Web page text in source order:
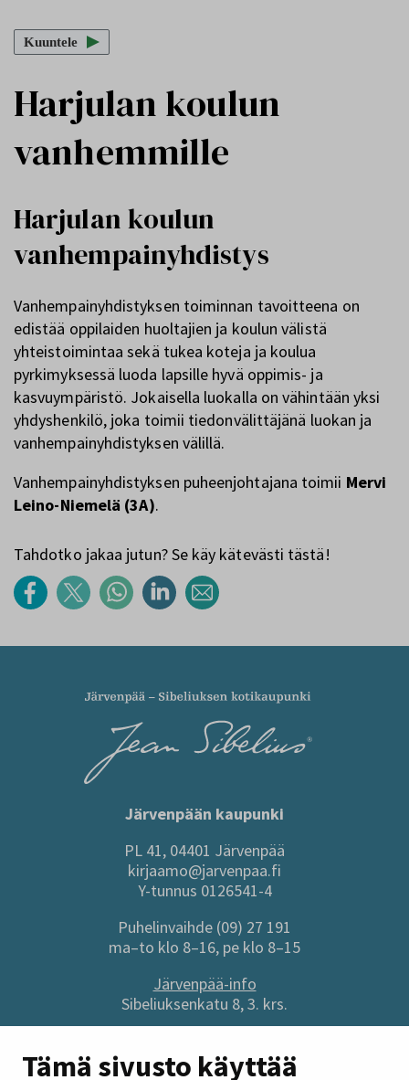
Tämä sivusto käyttää
Kuuntele
Harjulan koulun
vanhemmille
Harjulan koulun
vanhempainyhdistys
Vanhempainyhdistyksen toiminnan tavoitteena on
edistää oppilaiden huoltajien ja koulun välistä
yhteistoimintaa sekä tukea koteja ja koulua
pyrkimyksessä luoda lapsille hyvä oppimis- ja
kasvuympäristö. Jokaisella luokalla on vähintään yksi
yhdyshenkilö, joka toimii tiedonvälittäjänä luokan ja
vanhempainyhdistyksen välillä.
Vanhempainyhdistyksen puheenjohtajana toimii Mervi
Leino-Niemelä (3A).
Tahdotko jakaa jutun? Se käy kätevästi tästä!
Järvenpään kaupunki
PL 41, 04401 Järvenpää
kirjaamo@jarvenpaa.fi
Y-tunnus 0126541-4
Puhelinvaihde (09) 27 191
ma–to klo 8–16, pe klo 8–15
Järvenpää-info
Sibeliuksenkatu 8, 3. krs.
Sivuston pikalinkit